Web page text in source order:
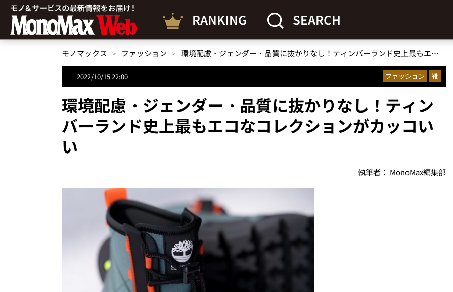
RANKING SEARCH
モノマックス ファッション 環境配慮・ジェンダー・品質に抜かりなし！ティンバーランド史上最もエコなコレクションがカッコいい
2022/10/15 22:00 ファッション 靴
環境配慮・ジェンダー・品質に抜かりなし！ティン
バーランド史上最もエコなコレクションがカッコい
い
執筆者： MonoMax編集部